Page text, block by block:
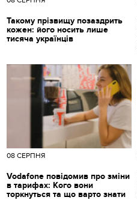
Такому прізвищу позаздрить
кожен: його носить лише
тисяча українців
08 СЕРПНЯ
Vodafone повідомив про зміни
в тарифах: Кого вони
торкнуться та що варто знати